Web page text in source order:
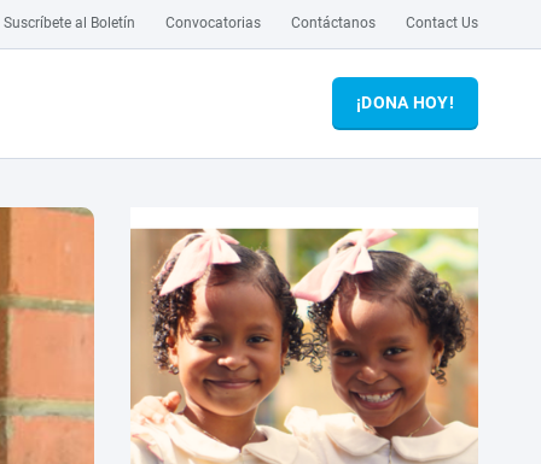
Suscríbete al Boletín Convocatorias Contáctanos Contact Us
¡DONA HOY!